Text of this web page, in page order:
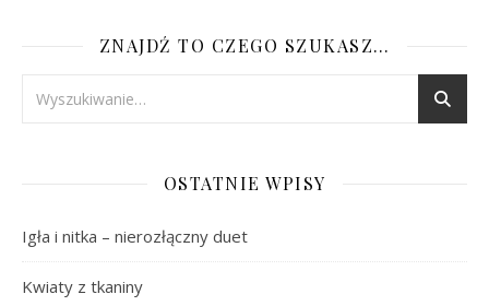
ZNAJDŹ TO CZEGO SZUKASZ…
OSTATNIE WPISY
Igła i nitka – nierozłączny duet
Kwiaty z tkaniny